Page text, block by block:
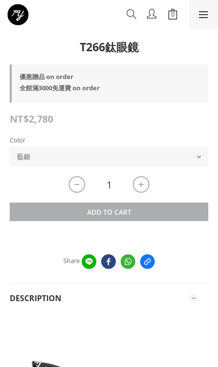
T266鈦眼鏡
優惠贈品 on order
全館滿3000免運費 on order
NT$2,780
Color
ADD TO CART
Share
DESCRIPTION